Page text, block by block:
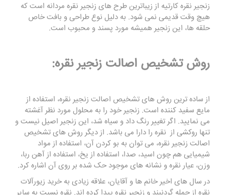
زنجیر نقره کارتیه از زیباترین طرح های زنجیر نقره مردانه است که
هیچ وقت قدیمی نمی شود. به دلیل نوع طراحی و بافت خاص
حلقه ها، این زنجیر همیشه مورد پسند و محبوب است.
روش تشخیص اصالت زنجیر نقره:
از ساده ترین روش های تشخیص اصالت زنجیر نقره، استفاده از
مایع سفید کننده است. زنجیر خود را به محلول مورد نظر آغشته
می نمایید. اگر تغییر رنگ داد و سیاه شد، این زنجیر اصیل نیست و
تنها روکشی از نقره را دارا می باشد. از دیگر روش های تشخیص
اصالت زنجیر نقره، می توان به بو کردن آن، استفاده از مواد
شیمیایی هم چون اسید، صدا، استفاده از یخ، استفاده از آهن ربا،
وزن، عیار نقره و نشانه های موجود حک شده بر روی آن اشاره کرد.
در سال های اخیر خانم ها و آقایان، علاقه زیادی به خرید زیورآلات